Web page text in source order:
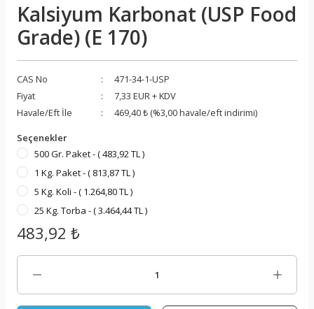
Kalsiyum Karbonat (USP Food
Grade) (E 170)
CAS No
471-34-1-USP
Fiyat
7,33 EUR + KDV
Havale/Eft İle
469,40 ₺ (%3,00 havale/eft indirimi)
Seçenekler
500 Gr. Paket - ( 483,92 TL )
1 Kg. Paket - ( 813,87 TL )
5 Kg. Koli - ( 1.264,80 TL )
25 Kg. Torba - ( 3.464,44 TL )
483,92 ₺